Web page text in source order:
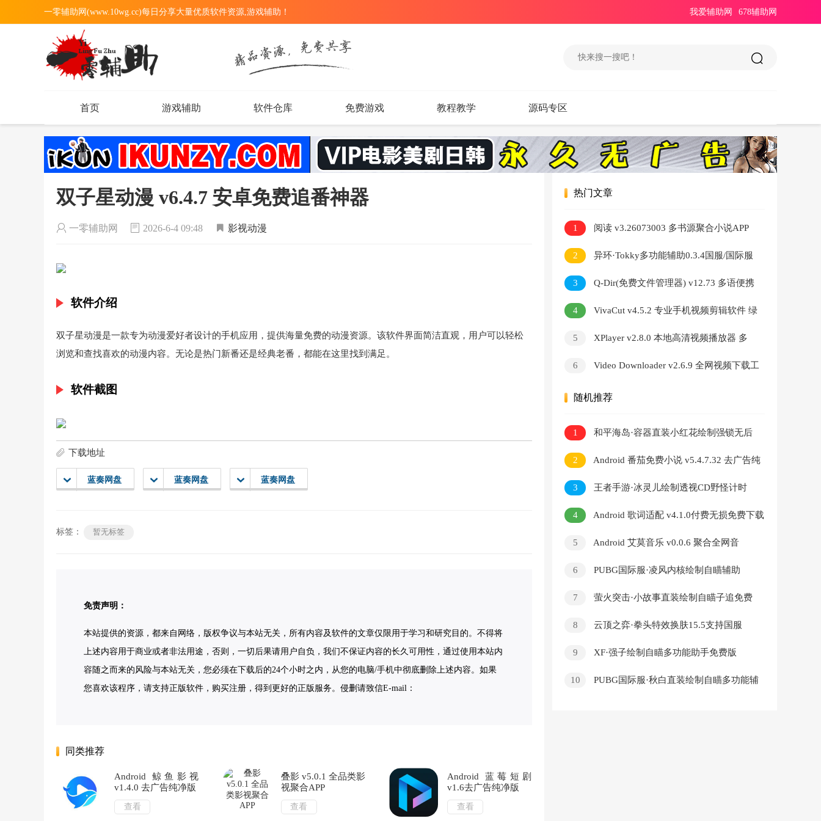
一零辅助网(www.10wg.cc)每日分享大量优质软件资源,游戏辅助！ 678辅助网
我爱辅助网
首页 游戏辅助 软件仓库 免费游戏 教程教学 源码专区
双子星动漫 v6.4.7 安卓免费追番神器
一零辅助网 2026-6-4 09:48 影视动漫
软件介绍
双子星动漫是一款专为动漫爱好者设计的手机应用，提供海量免费的动漫资源。该软件界面简洁直观，用户可以轻松
浏览和查找喜欢的动漫内容。无论是热门新番还是经典老番，都能在这里找到满足。
软件截图
下载地址
蓝奏网盘 蓝奏网盘 蓝奏网盘
标签： 暂无标签
免责声明：
本站提供的资源，都来自网络，版权争议与本站无关，所有内容及软件的文章仅限用于学习和研究目的。不得将
上述内容用于商业或者非法用途，否则，一切后果请用户自负，我们不保证内容的长久可用性，通过使用本站内
容随之而来的风险与本站无关，您必须在下载后的24个小时之内，从您的电脑/手机中彻底删除上述内容。如果
您喜欢该程序，请支持正版软件，购买注册，得到更好的正版服务。侵删请致信E-mail：
同类推荐
Android 鲸鱼影视
v1.4.0 去广告纯净版
查看
叠影 v5.0.1 全品类影
视聚合APP
查看
Android 蓝莓短剧
v1.6去广告纯净版
查看
热门文章
1 阅读 v3.26073003 多书源聚合小说APP
2 异环·Tokky多功能辅助0.3.4国服/国际服
3
Q-Dir(免费文件管理器) v12.73 多语便携
版
4
VivaCut v4.5.2 专业手机视频剪辑软件 绿
5
XPlayer v2.8.0 本地高清视频播放器 多
6
Video Downloader v2.6.9 全网视频下载工
随机推荐
1
和平海岛·容器直装小红花绘制强锁无后
防抖破解 v3.18
2
Android 番茄免费小说 v5.4.7.32 去广告纯
净版
3
王者手游·冰灵儿绘制透视CD野怪计时
插件 v6.29
4
Android 歌词适配 v4.1.0付费无损免费下载
5
Android 艾莫音乐 v0.0.6 聚合全网音
6
PUBG国际服·凌风内核绘制自瞄辅助
7
萤火突击·小故事直装绘制自瞄子追免费
8
云顶之弈·拳头特效换肤15.5支持国服
9
XF·强子绘制自瞄多功能助手免费版
10
PUBG国际服·秋白直装绘制自瞄多功能辅